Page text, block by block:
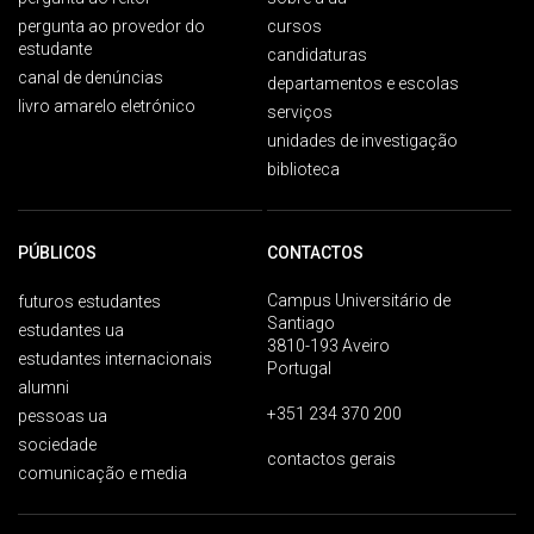
pergunta ao provedor do
estudante
canal de denúncias
livro amarelo eletrónico
cursos
candidaturas
departamentos e escolas
serviços
unidades de investigação
biblioteca
PÚBLICOS
futuros estudantes
estudantes ua
estudantes internacionais
alumni
pessoas ua
sociedade
comunicação e media
CONTACTOS
Campus Universitário de
Santiago
3810-193 Aveiro
Portugal
+351 234 370 200
contactos gerais